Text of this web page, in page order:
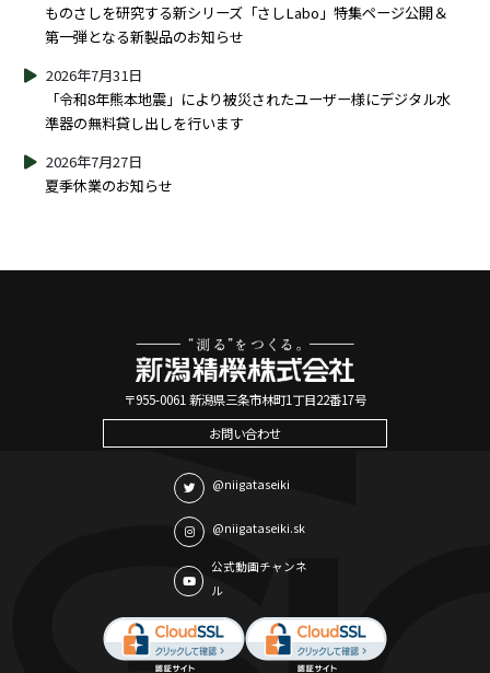
ものさしを研究する新シリーズ「さしLabo」特集ページ公開＆
第一弾となる新製品のお知らせ
「令和8年熊本地震」により被災されたユーザー様にデジタル水
準器の無料貸し出しを行います
2026年7月31日
夏季休業のお知らせ
2026年7月27日
〒955-0061 新潟県三条市林町1丁目22番17号
お問い合わせ
@niigataseiki
@niigataseiki.sk
公式動画チャンネ
ル